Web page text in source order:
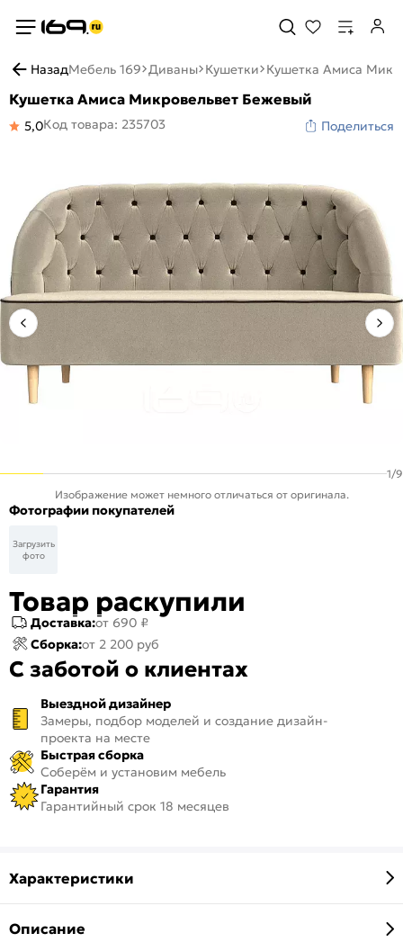
НазадМебель 169 Диваны Кушетки Кушетка Амиса
Кушетка Амиса Микровельвет Бежевый
5,0Код товара: 235703 Поделиться
1/9
Изображение может немного отличаться от оригинала.
Фотографии покупателей
Загрузить
фото
Товар раскупили
Доставка:от 690 ₽
Сборка:от 2 200 руб
С заботой о клиентах
Выездной дизайнер
Замеры, подбор моделей и создание дизайн-
проекта на месте
Быстрая сборка
Соберём и установим мебель
Гарантия
Гарантийный срок 18 месяцев
Характеристики
Описание